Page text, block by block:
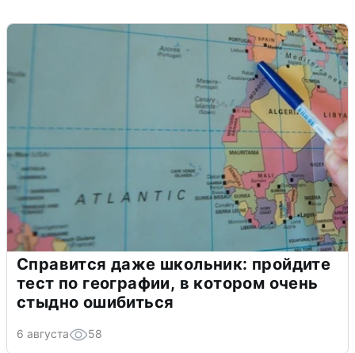
Справится даже школьник: пройдите
тест по географии, в котором очень
стыдно ошибиться
6 августа 58